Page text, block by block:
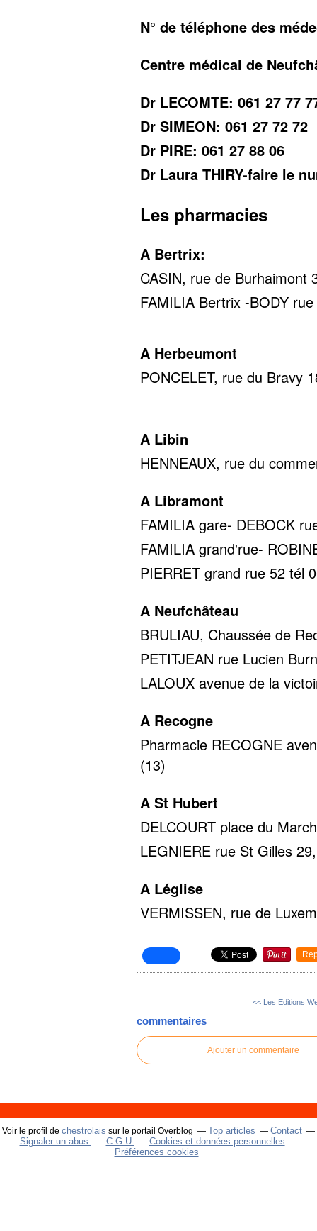
N° de téléphone des
Centre médical de
Dr LECOMTE: 061 27 77
Dr SIMEON: 061 27 72 72
Dr PIRE: 061 27 88 06
Dr Laura THIRY-faire le
Les pharmacies
A Bertrix:
CASIN, rue de Burhaimont
FAMILIA Bertrix -BODY
A Herbeumont
PONCELET, rue du Bravy
A Libin
HENNEAUX, rue du
A Libramont
FAMILIA gare- DEBOCK
FAMILIA grand'rue-
PIERRET grand rue 52 tél
A Neufchâteau
BRULIAU, Chaussée de
PETITJEAN rue Lucien
LALOUX avenue de la
A Recogne
Pharmacie RECOGNE
(13)
A St Hubert
DELCOURT place du
LEGNIERE rue St Gilles
A Léglise
VERMISSEN, rue de
<< Les Editions
commentaires
Ajouter un commentaire
Voir le profil de chestrolais sur le portail Overblog Top articles
Contact
Signaler un abus
C.G.U.
Cookies et données personnelles
Préférences cookies